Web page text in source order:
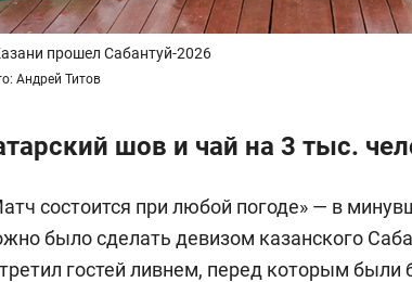
прошел Сабантуй-2026
Андрей Титов
шов и чай на 3 тыс.
состоится при любой погоде» — в
было сделать девизом казанского
гостей ливнем, перед которым